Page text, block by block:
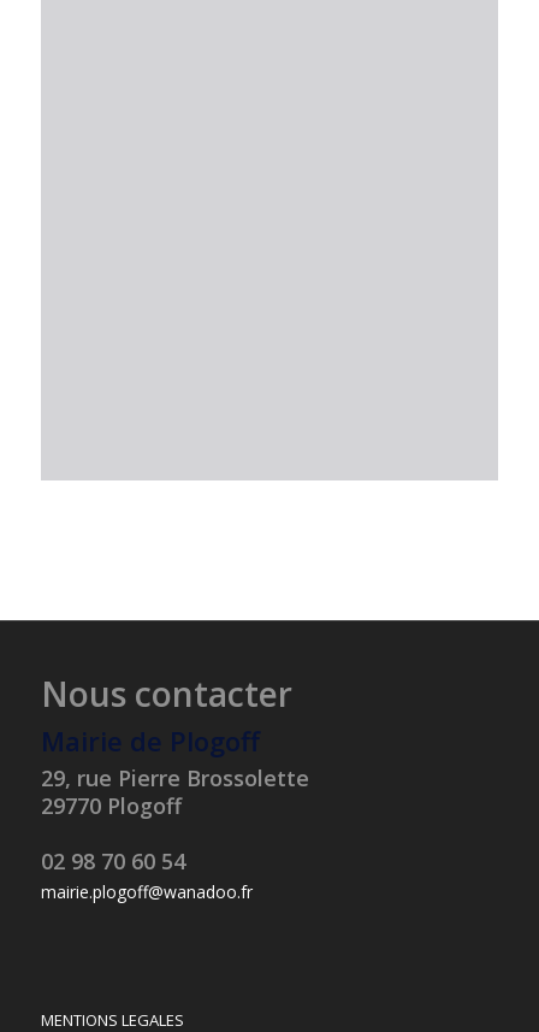
Nous contacter
Mairie de Plogoff
29, rue Pierre Brossolette
29770 Plogoff
02 98 70 60 54
mairie.plogoff@wanadoo.fr
MENTIONS LEGALES